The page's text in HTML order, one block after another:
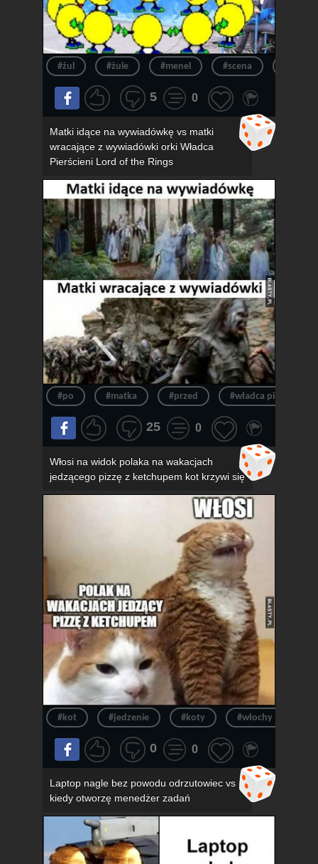
#żul #żule #menel #scena
5 0
Matki idące na wywiadówkę vs matki
wracające z wywiadówki orki Władca
Pierścieni Lord of the Rings
#po #matka #przed #władca pierścieni
25 0
Włosi na widok polaka na wakacjach
jedzącego pizzę z ketchupem kot krzywi się
#kot #jedzenie #koty #włochy
0 0
Laptop nagle bez powodu odrzutowiec vs
kiedy otworzę menedżer zadań